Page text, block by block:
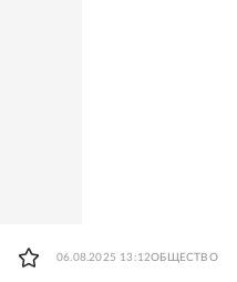
06.08.2025 13:12ОБЩЕСТВО